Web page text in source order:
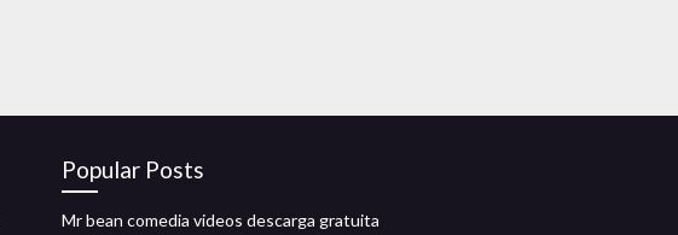
Popular Posts
Mr bean comedia videos descarga gratuita